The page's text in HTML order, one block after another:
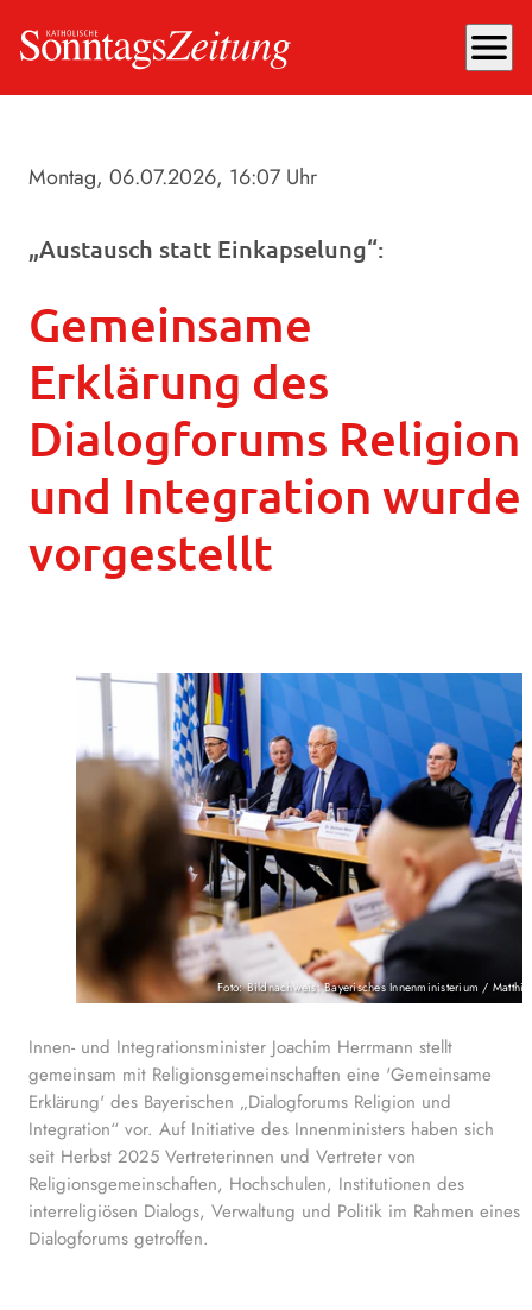
menu
Montag, 06.07.2026, 16:07 Uhr
„Austausch statt Einkapselung“:
Gemeinsame
Erklärung des
Dialogforums Religion
und Integration wurde
vorgestellt
Foto: Bildnachweis: Bayerisches Innenministerium /
Innen- und Integrationsminister Joachim Herrmann stellt
gemeinsam mit Religionsgemeinschaften eine 'Gemeinsame
Erklärung' des Bayerischen „Dialogforums Religion und
Integration“ vor. Auf Initiative des Innenministers haben sich
seit Herbst 2025 Vertreterinnen und Vertreter von
Religionsgemeinschaften, Hochschulen, Institutionen des
interreligiösen Dialogs, Verwaltung und Politik im Rahmen eines
Dialogforums getroffen.